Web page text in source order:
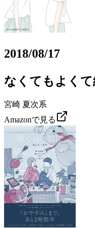
2018/08/17
なくてもよく
宮崎 夏次系
Amazonで見る